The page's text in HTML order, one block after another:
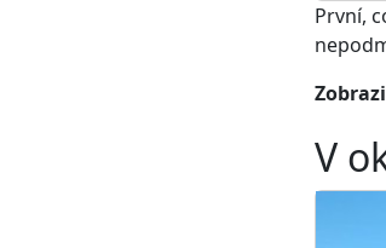
První,
V